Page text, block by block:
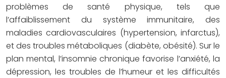
problèmes de santé physique, tels que
l’affaiblissement du système immunitaire, des
maladies cardiovasculaires (hypertension, infarctus),
et des troubles métaboliques (diabète, obésité). Sur le
plan mental, l’insomnie chronique favorise l’anxiété, la
dépression, les troubles de l’humeur et les difficultés